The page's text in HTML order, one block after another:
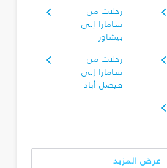
رحلات من
سامارا إلى
بيشاور
رحلات من
سامارا إلى
فيصل أباد
عرض المزيد